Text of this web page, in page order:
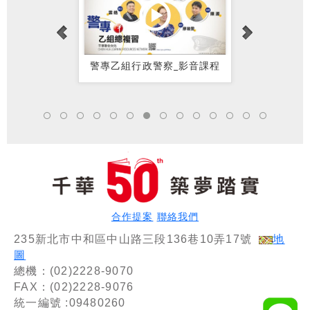
警專乙組行政警察_影音課程
合作提案 聯絡我們
235新北市中和區中山路三段136巷10弄17號
地
圖
總機：(02)2228-9070
FAX：(02)2228-9076
統一編號 :09480260